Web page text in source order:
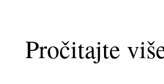
Pročitajte